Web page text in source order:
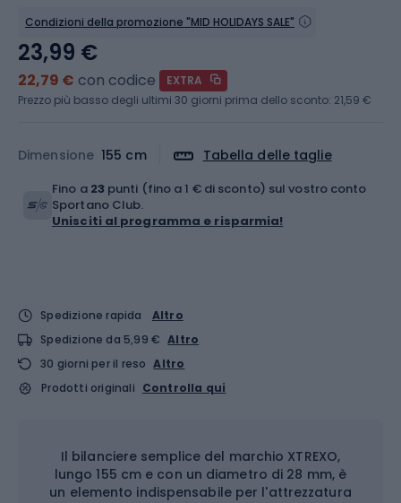
Condizioni della promozione "MID HOLIDAYS SALE"
Dimensione 155 cm Tabella delle taglie
23,99 €
22,79 € con codice
EXTRA
Prezzo più basso degli ultimi 30 giorni prima dello sconto: 21,59 €
Fino a 23 punti (fino a 1 € di sconto) sul vostro conto
Sportano Club.
Unisciti al programma e risparmia!
Spedizione rapida
Altro
Spedizione da 5,99 € Altro
30 giorni per il reso Altro
Prodotti originali Controlla qui
Il bilanciere semplice del marchio XTREXO,
lungo 155 cm e con un diametro di 28 mm, è
un elemento indispensabile per l'attrezzatura